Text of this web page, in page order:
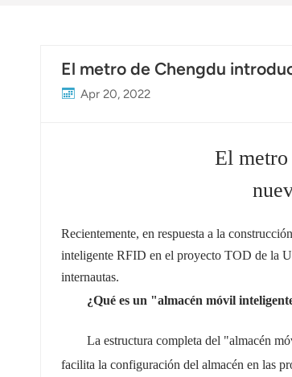
Español
عربي
한국어
Türk
Melayu
El metro de Chengdu
Apr 20, 2022
El metro
Recientemente, en respuesta a la
inteligente RFID en el proyecto TOD de la
internautas.
¿Qué es un "almacén móvil
La estructura completa del "almacén
facilita la configuración del almacén en las